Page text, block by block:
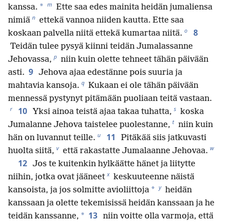
kanssa. * m Ette saa edes mainita heidän jumaliensa
nimiä n ettekä vannoa niiden kautta. Ette saa
koskaan palvella niitä ettekä kumartaa niitä. o 8
Teidän tulee pysyä kiinni teidän Jumalassanne
Jehovassa, p niin kuin olette tehneet tähän päivään
asti. 9 Jehova ajaa edestänne pois suuria ja
mahtavia kansoja. q Kukaan ei ole tähän päivään
mennessä pystynyt pitämään puoliaan teitä vastaan.
r 10 Yksi ainoa teistä ajaa takaa tuhatta, s koska
Jumalanne Jehova taistelee puolestanne, t niin kuin
hän on luvannut teille. u 11
Pitäkää siis jatkuvasti
huolta siitä, v että rakastatte Jumalaanne Jehovaa. w
12 Jos te kuitenkin hylkäätte hänet ja liitytte
niihin, jotka ovat jääneet x keskuuteenne näistä
kansoista, ja jos solmitte avioliittoja * y heidän
kanssaan ja olette tekemisissä heidän kanssaan ja he
teidän kanssanne, * 13 niin voitte olla varmoja, että